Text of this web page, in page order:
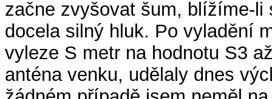
začne zvyšovat šum, blížíme-
docela silný hluk. Po vyladění
vyleze S metr na hodnotu S3
anténa venku, udělaly dnes